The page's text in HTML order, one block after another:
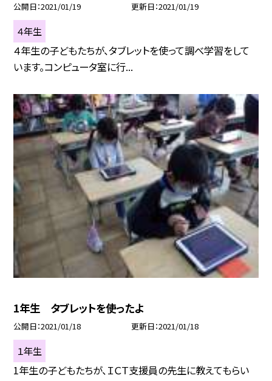
公開日 2021/01/19 更新日 2021/01/19
４年生
４年生の子どもたちが、タブレットを使って調べ学習をして
います。コンピュータ室に行...
1年生 タブレットを使ったよ
公開日 2021/01/18 更新日 2021/01/18
１年生
1年生の子どもたちが、ＩＣＴ支援員の先生に教えてもらい